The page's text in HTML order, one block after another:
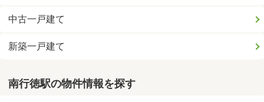
中古一戸建て
新築一戸建て
南行徳駅の物件情報を探す